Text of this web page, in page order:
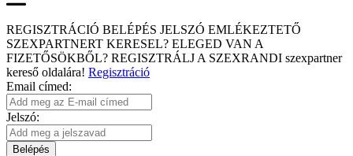
REGISZTRÁCIÓ BELÉPÉS JELSZÓ EMLÉKEZTETŐ
SZEXPARTNERT KERESEL? ELEGED VAN A
FIZETŐSÖKBŐL? REGISZTRÁLJ A SZEXRANDI szexpartner
kereső oldalára! Regisztráció
Email címed:
Jelszó:
Belépés